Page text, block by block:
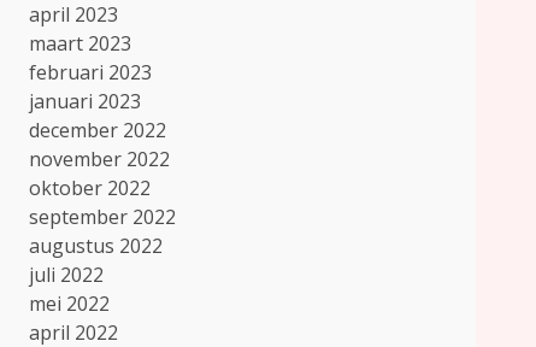
april 2023
maart 2023
februari 2023
januari 2023
december 2022
november 2022
oktober 2022
september 2022
augustus 2022
juli 2022
mei 2022
april 2022